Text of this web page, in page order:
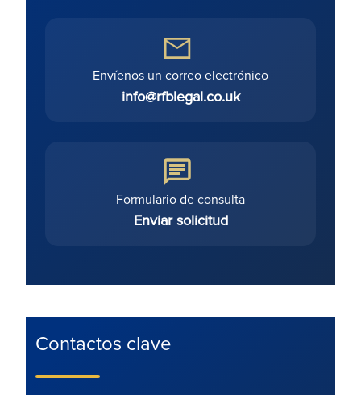
Envíenos un correo electrónico
info@rfblegal.co.uk
Formulario de consulta
Enviar solicitud
Contactos clave